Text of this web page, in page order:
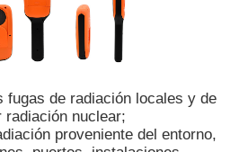
nuclear
fugas de radiación locales y de
radiación nuclear;
proveniente del entorno,